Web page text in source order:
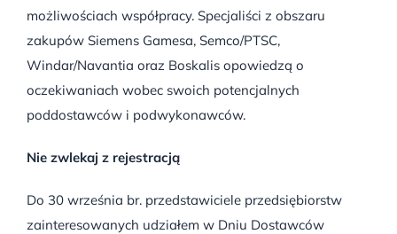
możliwościach współpracy. Specjaliści z obszaru
zakupów Siemens Gamesa, Semco/PTSC,
Windar/Navantia oraz Boskalis opowiedzą o
oczekiwaniach wobec swoich potencjalnych
poddostawców i podwykonawców.
Nie zwlekaj z rejestracją
Do 30 września br. przedstawiciele przedsiębiorstw
zainteresowanych udziałem w Dniu Dostawców